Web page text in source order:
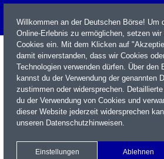
Name / WKN / ISIN / Kürzel
Newsletter Kontakt
Willkommen an der Deutschen Börse! Um
Online-Erlebnis zu ermöglichen, setzen
Cookies ein. Mit dem Klicken auf
damit einverstanden, dass wir Cookies
Technologien verwenden dürfen. Über den
kannst du der Verwendung der genannten
zustimmen oder widersprechen.
du der Verwendung von Cookies und
dieser Website jederzeit widersprechen
unseren Datenschutzhinweisen.
Einstellungen Ablehnen